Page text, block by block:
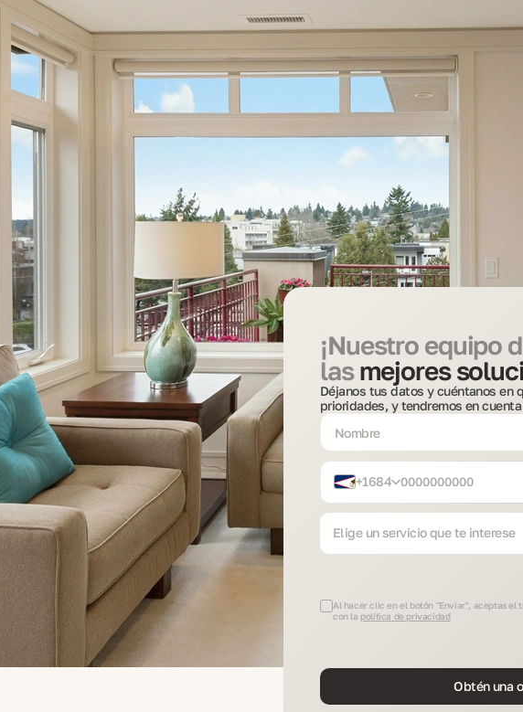
¡Nuestro equipo
lasmejores
Déjanos tus datos y cuéntanos en
prioridades, y tendremos en
+1684
Elige un servicio que te interese
Al hacer clic en el botón "Enviar", aceptas el
con la política de privacidad
Obtén una